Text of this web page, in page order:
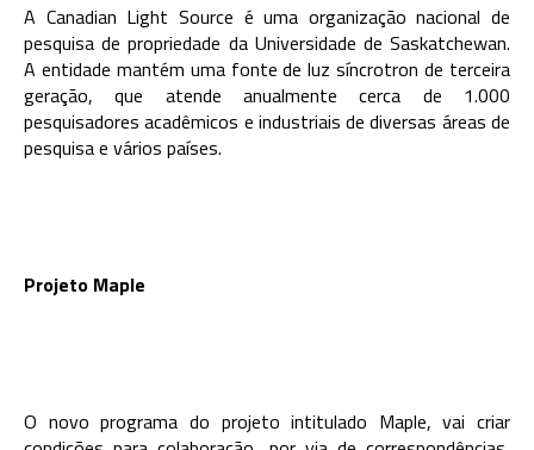
A Canadian Light Source é uma organização nacional de
pesquisa de propriedade da Universidade de Saskatchewan.
A entidade mantém uma fonte de luz síncrotron de terceira
geração, que atende anualmente cerca de 1.000
pesquisadores acadêmicos e industriais de diversas áreas de
pesquisa e vários países.
Projeto Maple
O novo programa do projeto intitulado Maple, vai criar